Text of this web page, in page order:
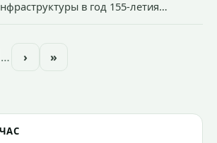
в год 155-летия
проекта подсветки исторических
… › »